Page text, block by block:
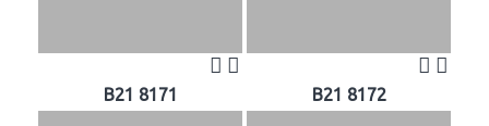
B21 8171 B21 8172